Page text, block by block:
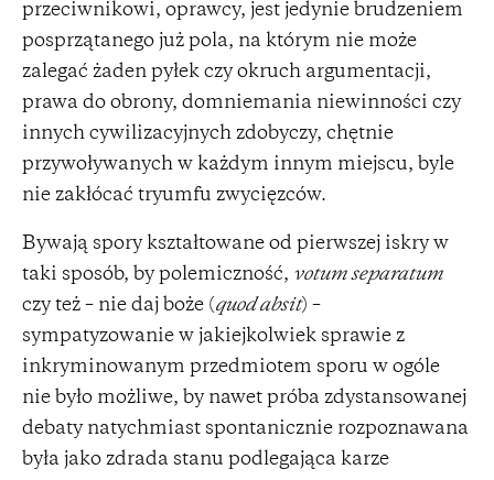
przeciwnikowi, oprawcy, jest jedynie brudzeniem
posprzątanego już pola, na którym nie może
zalegać żaden pyłek czy okruch argumentacji,
prawa do obrony, domniemania niewinności czy
innych cywilizacyjnych zdobyczy, chętnie
przywoływanych w każdym innym miejscu, byle
nie zakłócać tryumfu zwycięzców.
Bywają spory kształtowane od pierwszej iskry w
taki sposób, by polemiczność, votum separatum
czy też – nie daj boże (quod absit) –
sympatyzowanie w jakiejkolwiek sprawie z
inkryminowanym przedmiotem sporu w ogóle
nie było możliwe, by nawet próba zdystansowanej
debaty natychmiast spontanicznie rozpoznawana
była jako zdrada stanu podlegająca karze